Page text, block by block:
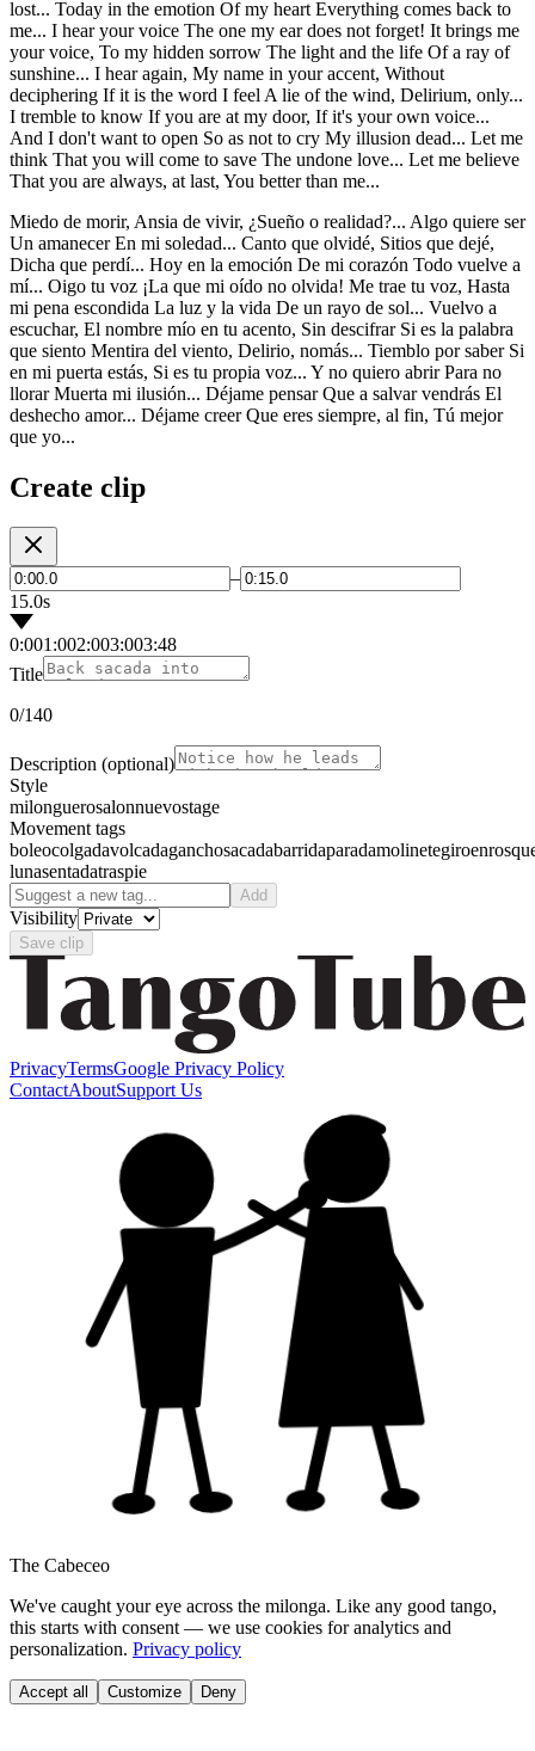
lost... Today in the emotion Of my heart Everything comes back to
me... I hear your voice The one my ear does not forget! It brings me
your voice, To my hidden sorrow The light and the life Of a ray of
sunshine... I hear again, My name in your accent, Without
deciphering If it is the word I feel A lie of the wind, Delirium, only...
I tremble to know If you are at my door, If it's your own voice...
And I don't want to open So as not to cry My illusion dead... Let me
think That you will come to save The undone love... Let me believe
That you are always, at last, You better than me...
Miedo de morir, Ansia de vivir, ¿Sueño o realidad?... Algo quiere ser
Un amanecer En mi soledad... Canto que olvidé, Sitios que dejé,
Dicha que perdí... Hoy en la emoción De mi corazón Todo vuelve a
mí... Oigo tu voz ¡La que mi oído no olvida! Me trae tu voz, Hasta
mi pena escondida La luz y la vida De un rayo de sol... Vuelvo a
escuchar, El nombre mío en tu acento, Sin descifrar Si es la palabra
que siento Mentira del viento, Delirio, nomás... Tiemblo por saber Si
en mi puerta estás, Si es tu propia voz... Y no quiero abrir Para no
llorar Muerta mi ilusión... Déjame pensar Que a salvar vendrás El
deshecho amor... Déjame creer Que eres siempre, al fin, Tú mejor
que yo...
Create clip
–
15.0s
0:001:002:003:003:48
Title
0/140
Description (optional)
Style
milonguerosalonnuevostage
Movement tags
boleocolgadavolcadaganchosacadabarridaparadamolinetegiro
lunasentadatraspie
Add
Visibility
Save clip
PrivacyTermsGoogle Privacy Policy
ContactAboutSupport Us
The Cabeceo
We've caught your eye across the milonga. Like any good tango,
this starts with consent — we use cookies for analytics and
personalization. Privacy policy
Accept all Customize Deny